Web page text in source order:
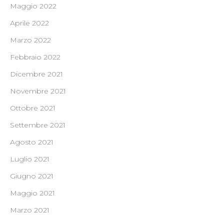
Maggio 2022
Aprile 2022
Marzo 2022
Febbraio 2022
Dicembre 2021
Novembre 2021
Ottobre 2021
Settembre 2021
Agosto 2021
Luglio 2021
Giugno 2021
Maggio 2021
Marzo 2021